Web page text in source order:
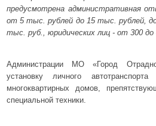
предусмотрена административная
от 5 тыс. рублей до 15 тыс. рублей,
тыс. руб., юридических лиц - от 300 до
Администрации МО «Город
установку личного
многоквартирных домов,
специальной техники.